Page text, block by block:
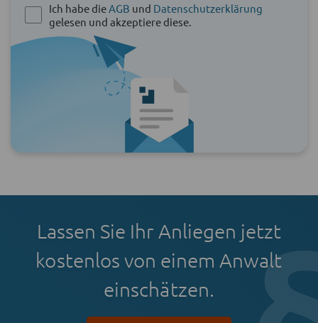
Ich habe die AGB und Datenschutzerklärung
gelesen und akzeptiere diese.
Lassen Sie Ihr Anliegen jetzt
kostenlos von einem Anwalt
einschätzen.